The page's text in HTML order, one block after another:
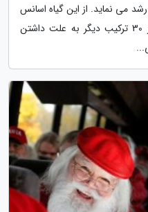
رشد می نماید. از این گیاه اسانس
میخک استخراج می گردد که در کنار 30 ترکیب دیگر به علت داشتن